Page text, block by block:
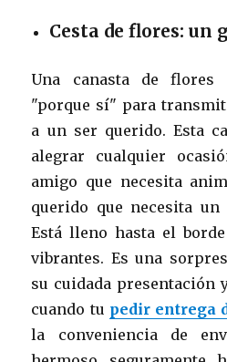
Cesta de flores: un
Una canasta de
"porque sí" para
a un ser querido. Esta
alegrar cualquier
amigo que necesita
querido que necesita
Está lleno hasta el
vibrantes. Es una
su cuidada presentación
cuando tu pedir entrega
la conveniencia de